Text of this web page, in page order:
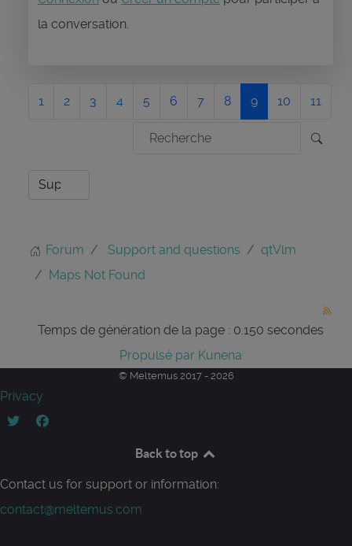
la conversation.
1 2 3 4 5 6 7 8 9 10 11
Forum Support and questions
qtVlm
Maps Not Found
Temps de génération de la page : 0.150 secondes
Propulsé par Kunena
© Meltemus 2017 - 2026
Privacy
Back to top
Contact us for support or information:
contact@meltemus.com